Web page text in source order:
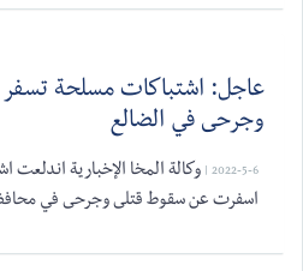
عاجل: اشتباكات مسلحة
وجرحى في الضالع
2022-5-6 |
وكالة المخا الإخبارية
اسفرت عن سقوط قتلى وجرحى في